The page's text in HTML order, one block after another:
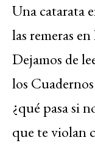
Una catarata
las remeras
Dejamos de
los
¿qué pasa si
que te violan